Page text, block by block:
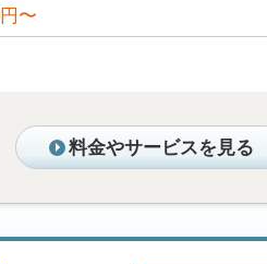
円〜
料金やサービスを見る